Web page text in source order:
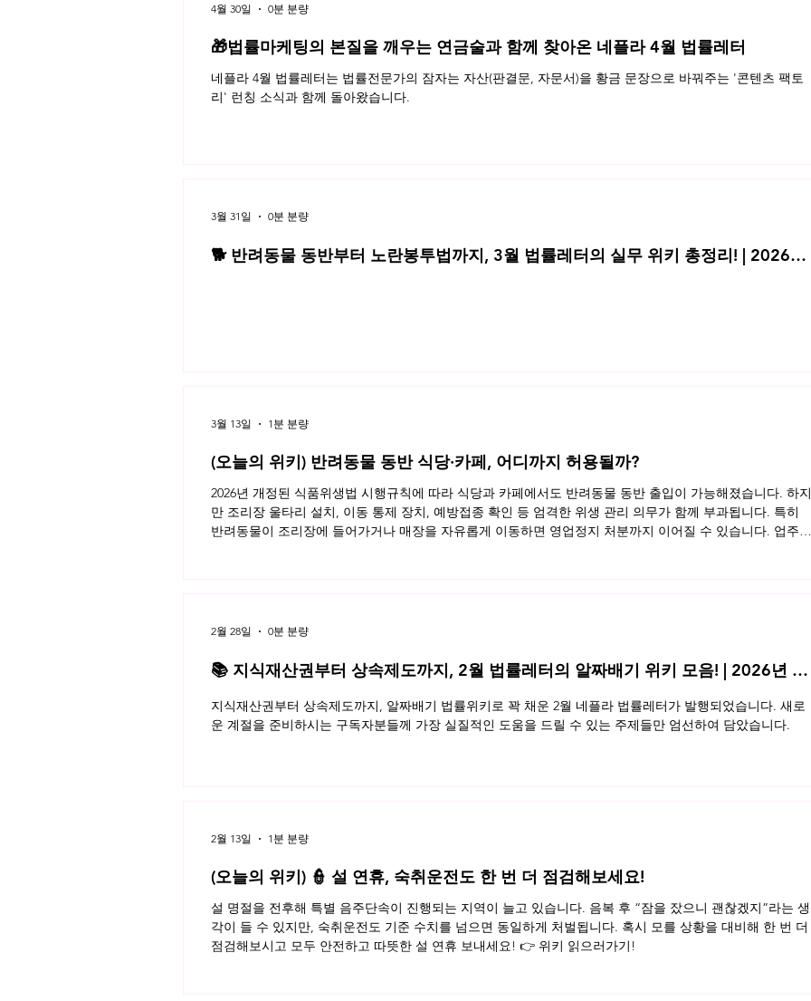
🎁법률마케팅의 본질을 깨우는 연금술과 함께 찾아온 네플라 4월 법률레터
네플라 4월 법률레터는 법률전문가의 잠자는 자산(판결문, 자문서)을 황금 문장으로 바꿔주는 '콘텐츠 팩토
리' 런칭 소식과 함께 돌아왔습니다.
4월 30일 0분 분량
🐕 반려동물 동반부터 노란봉투법까지, 3월 법률레터의 실무 위키 총정리! | 2026년
3월 31일 0분 분량
(오늘의 위키) 반려동물 동반 식당·카페, 어디까지 허용될까?
2026년 개정된 식품위생법 시행규칙에 따라 식당과 카페에서도 반려동물 동반 출입이 가능해졌습니다. 하지
만 조리장 울타리 설치, 이동 통제 장치, 예방접종 확인 등 엄격한 위생 관리 의무가 함께 부과됩니다. 특히
반려동물이 조리장에 들어가거나 매장을 자유롭게 이동하면 영업정지 처분까지 이어질 수 있습니다. 업주와
3월 13일 1분 분량
📚 지식재산권부터 상속제도까지, 2월 법률레터의 알짜배기 위키 모음! | 2026년 2
월 네플라 법률레터
지식재산권부터 상속제도까지, 알짜배기 법률위키로 꽉 채운 2월 네플라 법률레터가 발행되었습니다. 새로
운 계절을 준비하시는 구독자분들께 가장 실질적인 도움을 드릴 수 있는 주제들만 엄선하여 담았습니다.
2월 28일 0분 분량
(오늘의 위키) 👮 설 연휴, 숙취운전도 한 번 더 점검해보세요!
설 명절을 전후해 특별 음주단속이 진행되는 지역이 늘고 있습니다. 음복 후 “잠을 잤으니 괜찮겠지”라는 생
각이 들 수 있지만, 숙취운전도 기준 수치를 넘으면 동일하게 처벌됩니다. 혹시 모를 상황을 대비해 한 번 더
점검해보시고 모두 안전하고 따뜻한 설 연휴 보내세요! 👉 위키 읽으러가기!
2월 13일 1분 분량